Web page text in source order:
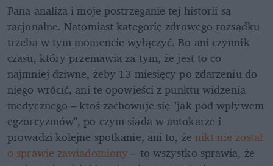
Pana analiza i moje postrzeganie tej historii są
racjonalne. Natomiast kategorię zdrowego rozsądku
trzeba w tym momencie wyłączyć. Bo ani czynnik
czasu, który przemawia za tym, że jest to co
najmniej dziwne, żeby 13 miesięcy po zdarzeniu do
niego wrócić, ani te opowieści z punktu widzenia
medycznego – ktoś zachowuje się "jak pod wpływem
egzorcyzmów", po czym siada w autokarze i
prowadzi kolejne spotkanie, ani to, że nikt nie został
o sprawie zawiadomiony – to wszystko sprawia, że